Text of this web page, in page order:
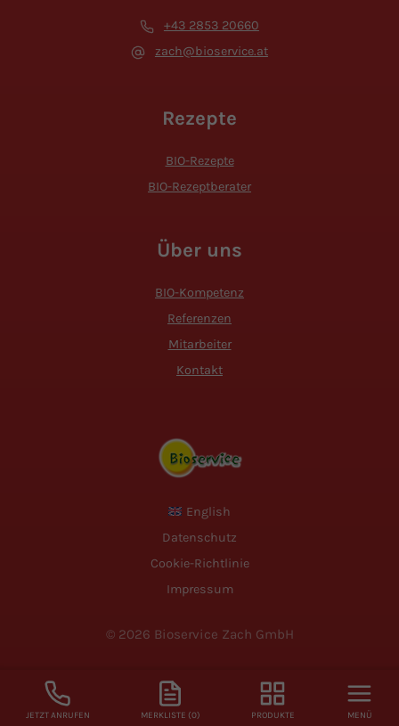
+43 2853 20660
zach@bioservice.at
Rezepte
BIO-Rezepte
BIO-Rezeptberater
Über uns
BIO-Kompetenz
Referenzen
Mitarbeiter
Kontakt
English
Datenschutz
Cookie-Richtlinie
Impressum
© 2026 Bioservice Zach GmbH
JETZT ANRUFEN MERKLISTE (0) PRODUKTE MENÜ